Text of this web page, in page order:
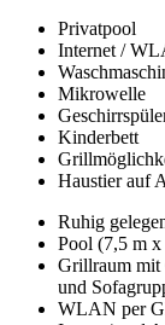
Privatpool
Internet /
Mikrowelle
Kinderbett
Haustier auf
Ruhig
Pool (7,5 m x
Grillraum mit
und
WLAN per